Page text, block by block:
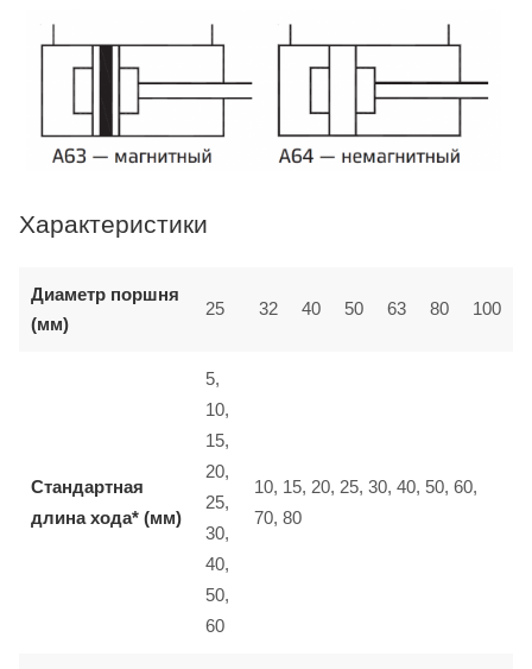
Характеристики
Диаметр поршня
(мм)
25 32 40 50 63 80 100
Стандартная
длина хода* (мм)
5,
10,
15,
20,
25,
30,
40,
50,
60
10, 15, 20, 25, 30, 40, 50, 60,
70, 80